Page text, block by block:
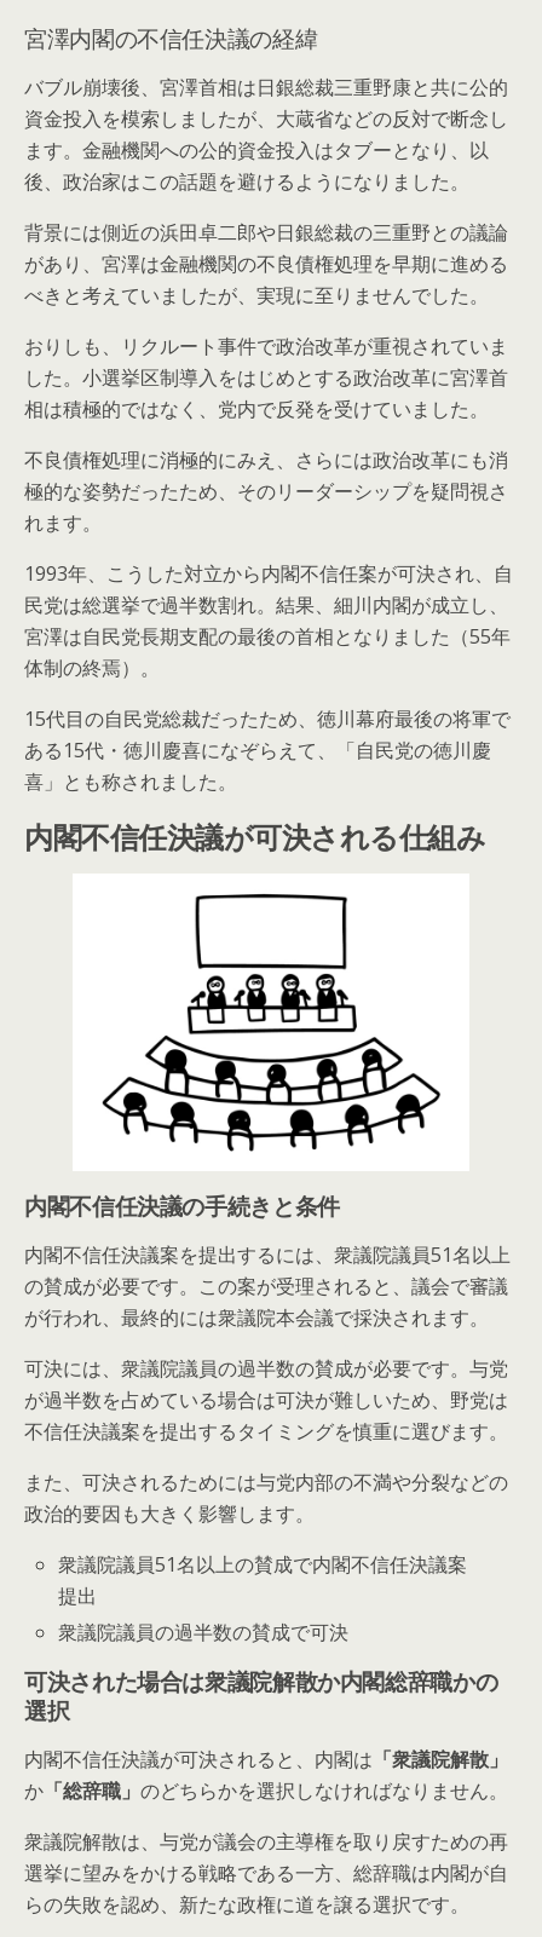
宮澤内閣の不信任決議の経緯
バブル崩壊後、宮澤首相は日銀総裁三重野康と共に公的
資金投入を模索しましたが、大蔵省などの反対で断念し
ます。金融機関への公的資金投入はタブーとなり、以
後、政治家はこの話題を避けるようになりました。
背景には側近の浜田卓二郎や日銀総裁の三重野との議論
があり、宮澤は金融機関の不良債権処理を早期に進める
べきと考えていましたが、実現に至りませんでした。
おりしも、リクルート事件で政治改革が重視されていま
した。小選挙区制導入をはじめとする政治改革に宮澤首
相は積極的ではなく、党内で反発を受けていました。
不良債権処理に消極的にみえ、さらには政治改革にも消
極的な姿勢だったため、そのリーダーシップを疑問視さ
れます。
1993年、こうした対立から内閣不信任案が可決され、自
民党は総選挙で過半数割れ。結果、細川内閣が成立し、
宮澤は自民党長期支配の最後の首相となりました（55年
体制の終焉）。
15代目の自民党総裁だったため、徳川幕府最後の将軍で
ある15代・徳川慶喜になぞらえて、「自民党の徳川慶
喜」とも称されました。
内閣不信任決議が可決される仕組み
内閣不信任決議の手続きと条件
内閣不信任決議案を提出するには、衆議院議員51名以上
の賛成が必要です。この案が受理されると、議会で審議
が行われ、最終的には衆議院本会議で採決されます。
可決には、衆議院議員の過半数の賛成が必要です。与党
が過半数を占めている場合は可決が難しいため、野党は
不信任決議案を提出するタイミングを慎重に選びます。
また、可決されるためには与党内部の不満や分裂などの
政治的要因も大きく影響します。
衆議院議員51名以上の賛成で内閣不信任決議案
提出
衆議院議員の過半数の賛成で可決
可決された場合は衆議院解散か内閣総辞職かの
選択
内閣不信任決議が可決されると、内閣は 「衆議院解散」
か 「総辞職」 のどちらかを選択しなければなりません。
衆議院解散は、与党が議会の主導権を取り戻すための再
選挙に望みをかける戦略である一方、総辞職は内閣が自
らの失敗を認め、新たな政権に道を譲る選択です。